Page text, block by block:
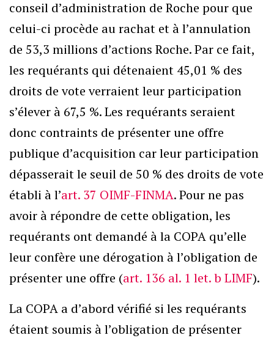
conseil d’administration de Roche pour que
celui-ci procède au rachat et à l’annulation
de 53,3 millions d’actions Roche. Par ce fait,
les requérants qui détenaient 45,01 % des
droits de vote verraient leur participation
s’élever à 67,5 %. Les requérants seraient
donc contraints de présenter une offre
publique d’acquisition car leur participation
dépasserait le seuil de 50 % des droits de vote
établi à l’art. 37 OIMF-FINMA. Pour ne pas
avoir à répondre de cette obligation, les
requérants ont demandé à la COPA qu’elle
leur confère une dérogation à l’obligation de
présenter une offre (art. 136 al. 1 let. b LIMF).
La COPA a d’abord vérifié si les requérants
étaient soumis à l’obligation de présenter